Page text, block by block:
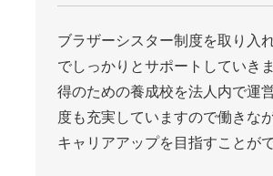
ブラザーシスター制度を取り入
でしっかりとサポートしていき
得のための養成校を法人内で運
度も充実していますので働きな
キャリアアップを目指すことが